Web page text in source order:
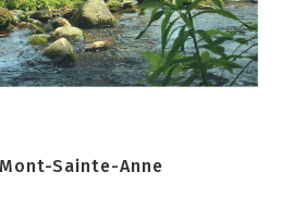
Sainte-Anne